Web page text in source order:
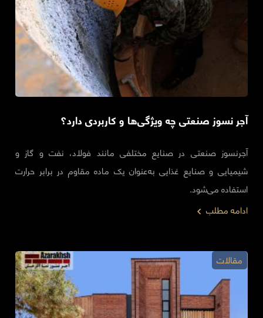
آجر نسوز صنعتی چه ویژگی‌ها و کاربردی دارد؟
آجرنسوز صنعتی در صنایع مختلفی مانند فولاد، نفت و گاز و
شیمیایی و صنایع غذایی به‌عنوان یک ماده مقاوم در برابر حرارت
استفاده می‌شود.
ادامه مطلب
مقالات